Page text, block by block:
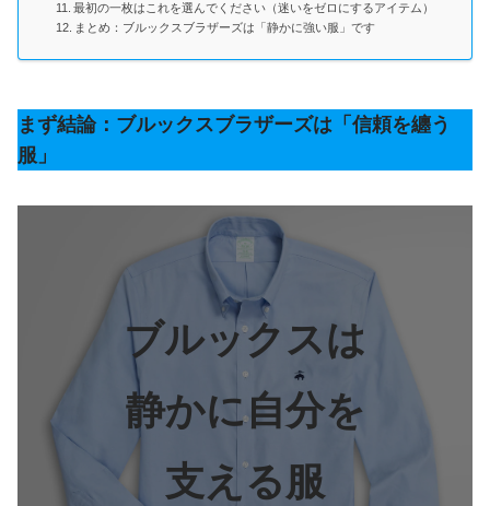
最初の一枚はこれを選んでください（迷いをゼロにするアイテム）
まとめ：ブルックスブラザーズは「静かに強い服」です
まず結論：ブルックスブラザーズは「信頼を纏う
服」
ブルックスは
静かに自分を
支える服